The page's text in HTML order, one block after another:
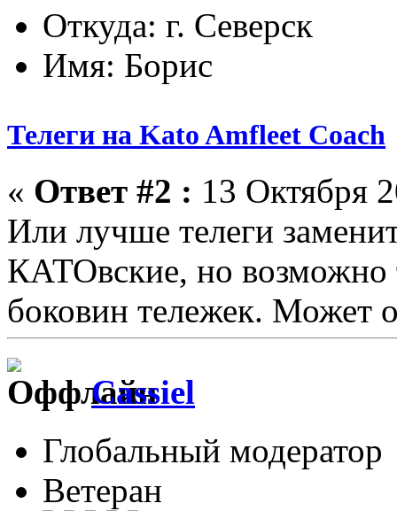
Откуда: г. Северск
Имя: Борис
Телеги на Kato Amfleet Coach
« Ответ #2 : 13 Октября
Или лучше телеги
КАТОвские, но возможно
боковин тележек. Может
Cassiel
Глобальный модератор
Ветеран